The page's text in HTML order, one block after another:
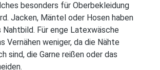
besonders für Oberbekleidung
Jacken, Mäntel oder Hosen haben
Nahtbild. Für enge Latexwäsche
Vernähen weniger, da die Nähte
sind, die Garne reißen oder das